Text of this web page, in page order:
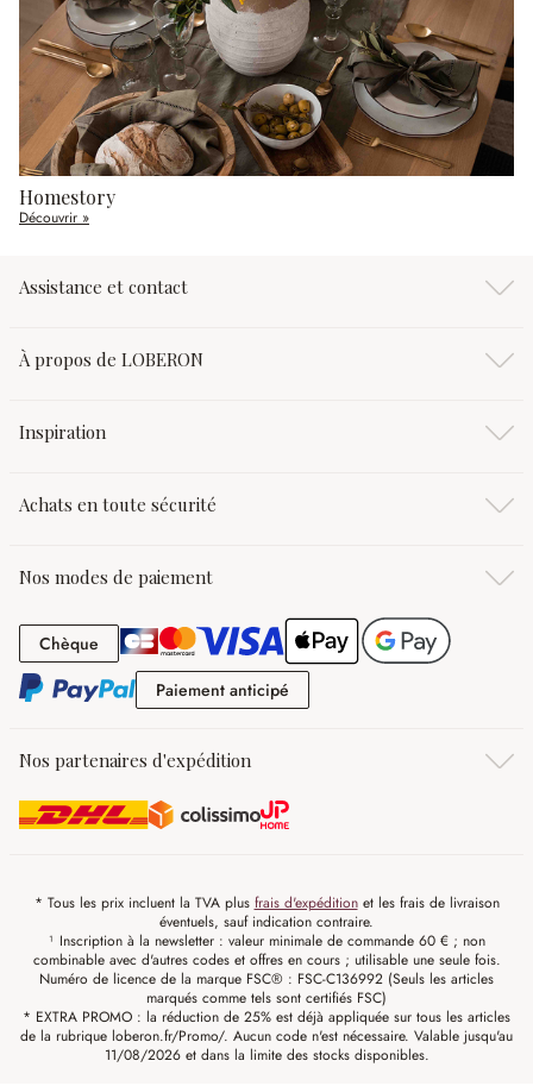
Homestory
Découvrir »
Assistance et contact
À propos de LOBERON
Inspiration
Achats en toute sécurité
Nos modes de paiement
Chèque Chèque
Paiement anticipé
Nos partenaires d'expédition
* Tous les prix incluent la TVA plus frais d'expéditionet les frais de livraison
éventuels, sauf indication contraire.
¹ Inscription à la newsletter : valeur minimale de commande 60 € ; non
combinable avec d'autres codes et offres en cours ; utilisable une seule fois.
Numéro de licence de la marque FSC® : FSC-C136992 (Seuls les articles
marqués comme tels sont certifiés FSC)
* EXTRA PROMO : la réduction de 25% est déjà appliquée sur tous les articles
de la rubrique loberon.fr/Promo/. Aucun code n'est nécessaire. Valable jusqu'au
11/08/2026 et dans la limite des stocks disponibles.